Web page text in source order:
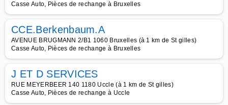
Casse Auto, Pièces de rechange à Bruxelles
CCE.Berkenbaum.A
AVENUE BRUGMANN 2/B1 1060 Bruxelles (à 1 km de St gilles)
Casse Auto, Pièces de rechange à Bruxelles
J ET D SERVICES
RUE MEYERBEER 140 1180 Uccle (à 1 km de St gilles)
Casse Auto, Pièces de rechange à Uccle